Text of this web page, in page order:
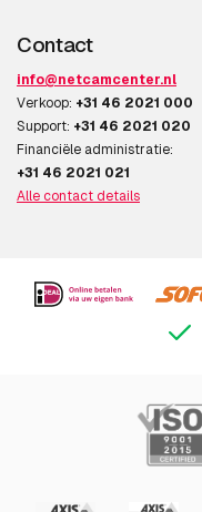
Contact
info@netcamcenter.nl
Verkoop: +31 46 2021 000
Support: +31 46 2021 020
Financiële administratie:
+31 46 2021 021
Alle contact details